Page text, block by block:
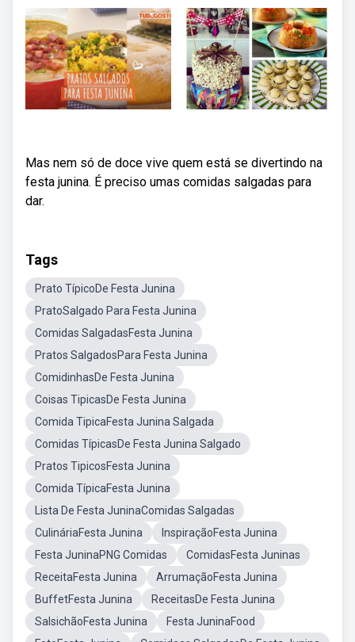
Mas nem só de doce vive quem está se divertindo na
festa junina. É preciso umas comidas salgadas para
dar.
Tags
Prato TípicoDe Festa Junina
PratoSalgado Para Festa Junina
Comidas SalgadasFesta Junina
Pratos SalgadosPara Festa Junina
ComidinhasDe Festa Junina
Coisas TipicasDe Festa Junina
Comida TipicaFesta Junina Salgada
Comidas TípicasDe Festa Junina Salgado
Pratos TipicosFesta Junina
Comida TípicaFesta Junina
Lista De Festa JuninaComidas Salgadas
CulináriaFesta Junina
InspiraçãoFesta Junina
Festa JuninaPNG Comidas
ComidasFesta Juninas
ReceitaFesta Junina
ArrumaçãoFesta Junina
BuffetFesta Junina
ReceitasDe Festa Junina
SalsichãoFesta Junina
Festa JuninaFood